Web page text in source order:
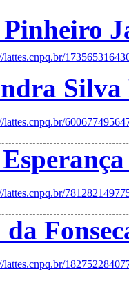
lattes.cnpq.br/
lattes.cnpq.br/
lattes.cnpq.br/
lattes.cnpq.br/